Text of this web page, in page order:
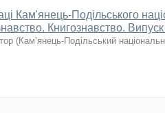
Кам'янець-Подільського
Книгознавство.
(Кам’янець-Подільський